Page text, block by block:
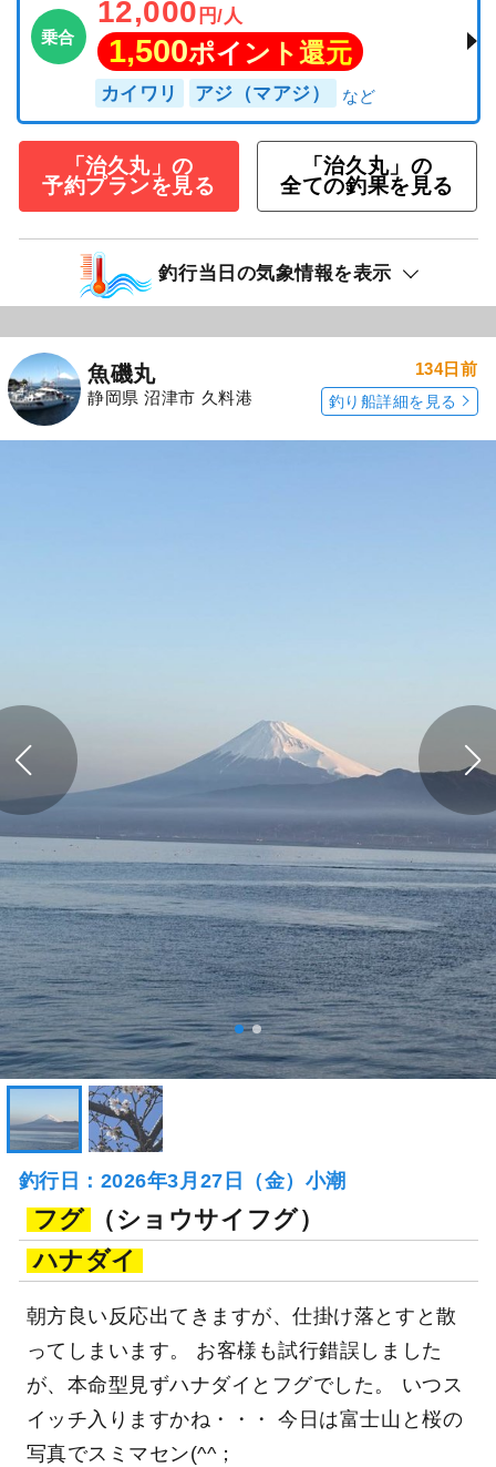
乗合
12,000 円/人
1,500ポイント還元
カイワリ アジ（マアジ）
「治久丸」の
予約プランを見る
「治久丸」の
全ての釣果を見る
釣行当日の気象情報を表示
魚磯丸
静岡県 沼津市 久料港
134日前
釣り船詳細を見る
釣行日：2026年3月27日（金）小潮
フグ
（ショウサイフグ）
ハナダイ
朝方良い反応出てきますが、仕掛け落とすと散
ってしまいます。 お客様も試行錯誤しました
が、本命型見ずハナダイとフグでした。 いつス
イッチ入りますかね・・・ 今日は富士山と桜の
写真でスミマセン(^^；